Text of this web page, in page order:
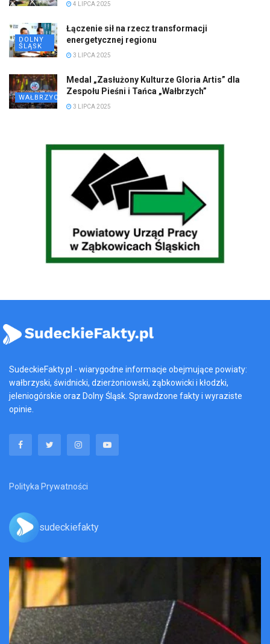
4 LIPCA 2025
DOLNY
ŚLĄSK
Łączenie sił na rzecz transformacji
energetycznej regionu
3 LIPCA 2025
WAŁBRZYCH
Medal „Zasłużony Kulturze Gloria Artis” dla
Zespołu Pieśni i Tańca „Wałbrzych”
3 LIPCA 2025
SudeckieFakty.pl - wiarygodne informacje obejmujące powiaty:
wałbrzyski, świdnicki, dzierżoniowski, ząbkowicki i kłodzki,
jeleniogórskie oraz Dolny Śląsk. Sprawdzone fakty i wyraziste
opinie.
Polityka Prywatności
sudeckiefakty